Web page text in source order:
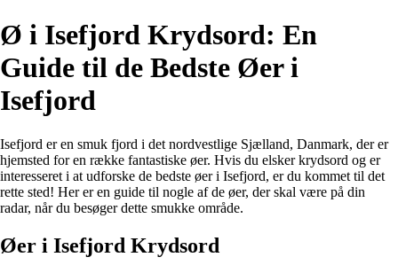
Ø i Isefjord Krydsord: En
Guide til de Bedste Øer i
Isefjord
Isefjord er en smuk fjord i det nordvestlige Sjælland, Danmark, der er
hjemsted for en række fantastiske øer. Hvis du elsker krydsord og er
interesseret i at udforske de bedste øer i Isefjord, er du kommet til det
rette sted! Her er en guide til nogle af de øer, der skal være på din
radar, når du besøger dette smukke område.
Øer i Isefjord Krydsord